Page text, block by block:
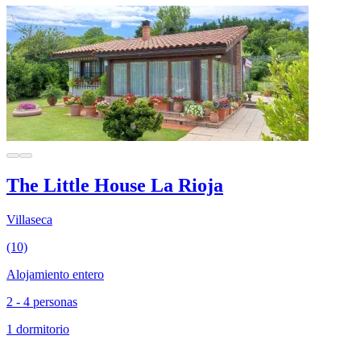
The Little House La Rioja
Villaseca
(10)
Alojamiento entero
2 - 4 personas
1 dormitorio